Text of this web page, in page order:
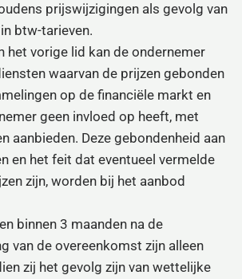
prijswijzigingen als gevolg van
btw-tarieven.
het vorige lid kan de ondernemer
waarvan de prijzen gebonden
op de financiële markt en
geen invloed op heeft, met
aanbieden. Deze gebondenheid aan
en het feit dat eventueel vermelde
zijn, worden bij het aanbod
binnen 3 maanden na de
van de overeenkomst zijn alleen
zij het gevolg zijn van wettelijke